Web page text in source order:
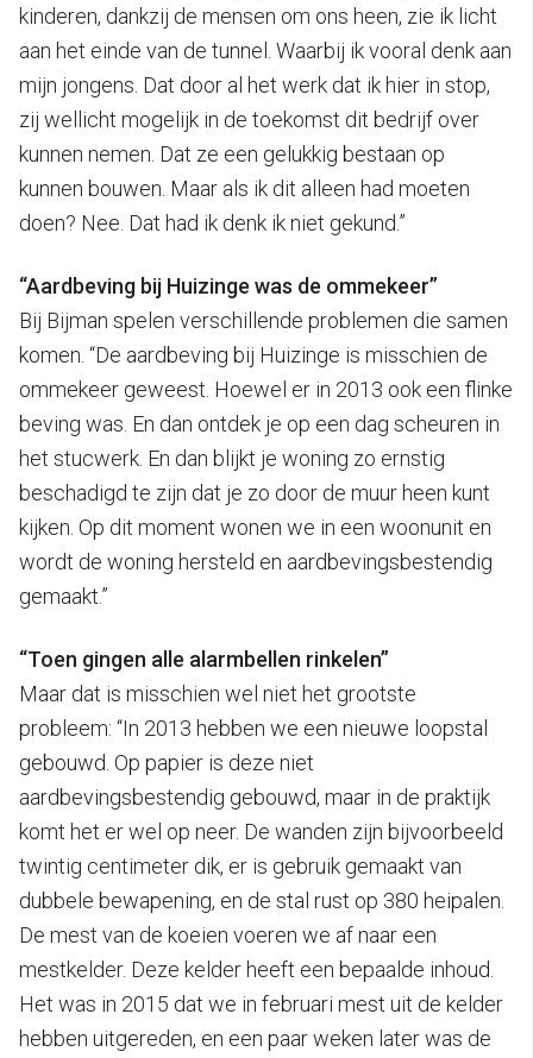
kinderen, dankzij de mensen om ons heen, zie ik licht
aan het einde van de tunnel. Waarbij ik vooral denk aan
mijn jongens. Dat door al het werk dat ik hier in stop,
zij wellicht mogelijk in de toekomst dit bedrijf over
kunnen nemen. Dat ze een gelukkig bestaan op
kunnen bouwen. Maar als ik dit alleen had moeten
doen? Nee. Dat had ik denk ik niet gekund.”
“Aardbeving bij Huizinge was de ommekeer”
Bij Bijman spelen verschillende problemen die samen
komen. “De aardbeving bij Huizinge is misschien de
ommekeer geweest. Hoewel er in 2013 ook een flinke
beving was. En dan ontdek je op een dag scheuren in
het stucwerk. En dan blijkt je woning zo ernstig
beschadigd te zijn dat je zo door de muur heen kunt
kijken. Op dit moment wonen we in een woonunit en
wordt de woning hersteld en aardbevingsbestendig
gemaakt.”
“Toen gingen alle alarmbellen rinkelen”
Maar dat is misschien wel niet het grootste
probleem: “In 2013 hebben we een nieuwe loopstal
gebouwd. Op papier is deze niet
aardbevingsbestendig gebouwd, maar in de praktijk
komt het er wel op neer. De wanden zijn bijvoorbeeld
twintig centimeter dik, er is gebruik gemaakt van
dubbele bewapening, en de stal rust op 380 heipalen.
De mest van de koeien voeren we af naar een
mestkelder. Deze kelder heeft een bepaalde inhoud.
Het was in 2015 dat we in februari mest uit de kelder
hebben uitgereden, en een paar weken later was de